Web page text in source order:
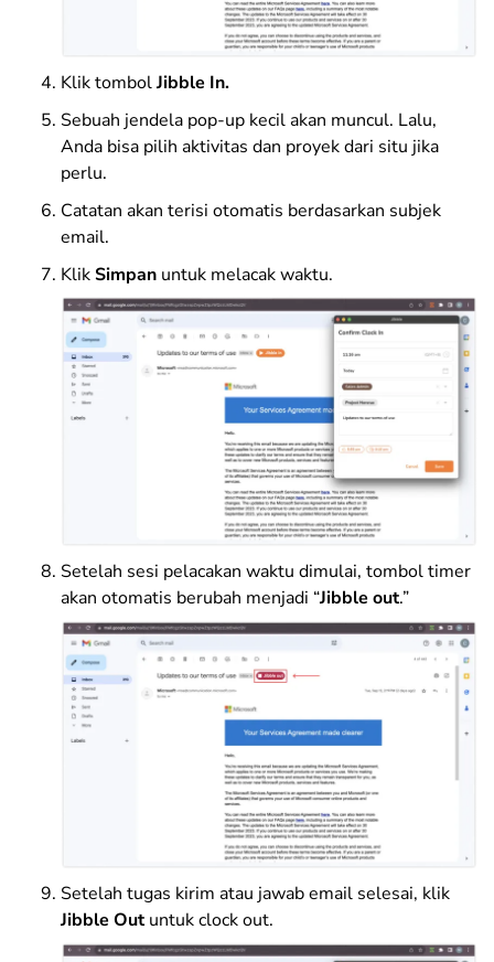
Klik tombolJibble In.
Sebuah jendela pop-up kecil akan muncul. Lalu,
Anda bisa pilih aktivitas dan proyek dari situ jika
perlu.
Catatan akan terisi otomatis berdasarkan subjek
email.
KlikSimpan untuk melacak waktu.
Setelah sesi pelacakan waktu dimulai, tombol timer
akan otomatis berubah menjadi “Jibble out.”
Setelah tugas kirim atau jawab email selesai, klik
Jibble Outuntuk clock out.